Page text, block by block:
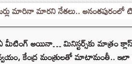
మారినా మారని నేతలు.. అనంతపురంలో
మీటింగ్‌ అయినా… మినిస్టర్స్‌కు మాత్రం
కేంద్ర మంత్రులతో మాటామంతీ..